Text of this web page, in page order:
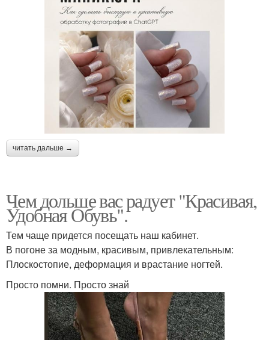
читать дальше →
Чем дольше вас радует "Красивая,
Удобная Обувь".
Тем чаще придется посещать наш кабинет.
В погоне за модным, красивым, привлекательным:
Плоскостопие, деформация и врастание ногтей.
Просто помни. Просто знай